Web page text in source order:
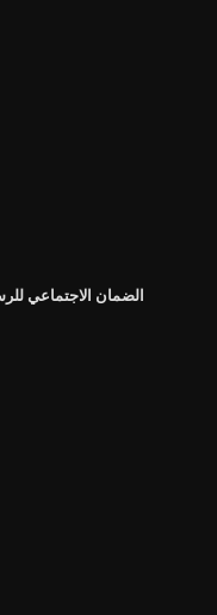
الضمان الاجتماعي